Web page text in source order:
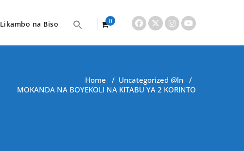
Likambo na Biso
0
Home / Uncategorized @ln /
MOKANDA NA BOYEKOLI NA KITABU YA 2 KORINTO